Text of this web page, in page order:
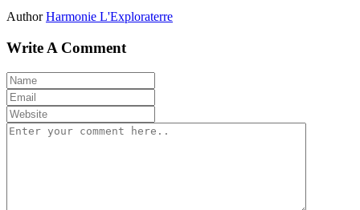
Author Harmonie L'Exploraterre
Write A Comment